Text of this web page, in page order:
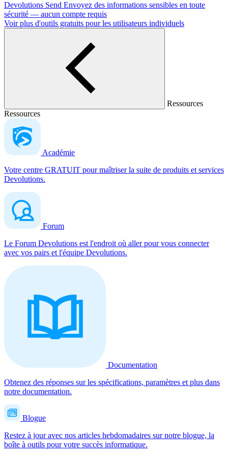
Devolutions Send Envoyez des informations sensibles en toute
sécurité — aucun compte requis
Voir plus d'outils gratuits pour les utilisateurs individuels
Ressources
Ressources
Académie
Votre centre GRATUIT pour maîtriser la suite de produits et services
Devolutions.
Forum
Le Forum Devolutions est l'endroit où aller pour vous connecter
avec vos pairs et l'équipe Devolutions.
Documentation
Obtenez des réponses sur les spécifications, paramètres et plus dans
notre documentation.
Blogue
Restez à jour avec nos articles hebdomadaires sur notre blogue, la
boîte à outils pour votre succès informatique.